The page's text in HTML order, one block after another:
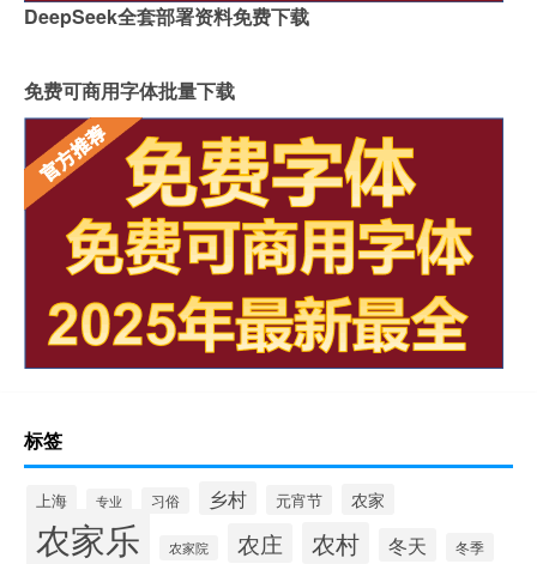
DeepSeek全套部署资料免费下载
免费可商用字体批量下载
标签
上海 专业 习俗 乡村 元宵节 农家
农家乐 农家院 农庄 农村 冬天 冬季